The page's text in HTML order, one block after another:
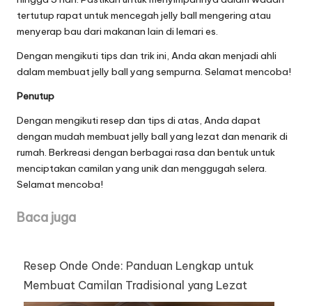
tertutup rapat untuk mencegah jelly ball mengering atau
menyerap bau dari makanan lain di lemari es.
Dengan mengikuti tips dan trik ini, Anda akan menjadi ahli
dalam membuat jelly ball yang sempurna. Selamat mencoba!
Penutup
Dengan mengikuti resep dan tips di atas, Anda dapat
dengan mudah membuat jelly ball yang lezat dan menarik di
rumah. Berkreasi dengan berbagai rasa dan bentuk untuk
menciptakan camilan yang unik dan menggugah selera.
Selamat mencoba!
Baca juga
Resep Onde Onde: Panduan Lengkap untuk
Membuat Camilan Tradisional yang Lezat